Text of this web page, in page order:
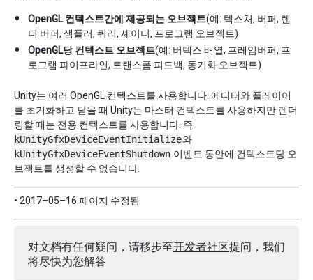
OpenGL 컨텍스트간에 제공되는 오브젝트(예: 텍스처, 버퍼, 렌
더 버퍼, 샘플러, 쿼리, 셰이더, 프로그램 오브젝트)
OpenGL당 컨텍스트 오브젝트(예: 버텍스 배열, 프레임버퍼, 프
로그램 파이프라인, 트랜스폼 피드백, 동기화 오브젝트)
Unity는 여러 OpenGL 컨텍스트를 사용합니다. 에디터와 플레이어
를 초기화하고 닫을 때 Unity는 마스터 컨텍스트를 사용하지만 렌더
링할 때는 전용 컨텍스트를 사용합니다. 즉
kUnityGfxDeviceEventInitialize와
kUnityGfxDeviceEventShutdown 이벤트 동안에 컨텍스트당 오
브젝트를 생성할 수 없습니다.
• 2017–05–16 페이지 수정됨
对文档有任何疑问，请移步至开发者社区提问，我们
将尽快为您解答